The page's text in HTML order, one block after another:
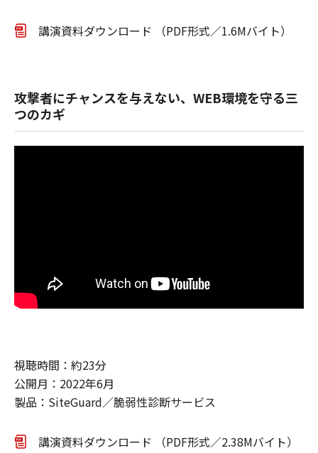
講演資料ダウンロード （PDF形式／1.6Mバイト）
攻撃者にチャンスを与えない、WEB環境を守る三
つのカギ
視聴時間：約23分
公開月：2022年6月
製品：SiteGuard／脆弱性診断サービス
講演資料ダウンロード （PDF形式／2.38Mバイト）